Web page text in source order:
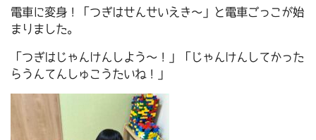
電車に変身！「つぎはせんせいえき～」と電車ごっこが始
まりました。
「つぎはじゃんけんしよう～！」「じゃんけんしてかった
らうんてんしゅこうたいね！」